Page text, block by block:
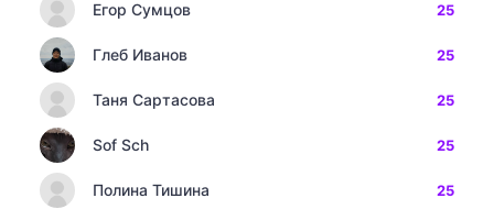
Егор Сумцов 25
Глеб Иванов 25
Таня Сартасова 25
Sof Sch 25
Полина Тишина 25